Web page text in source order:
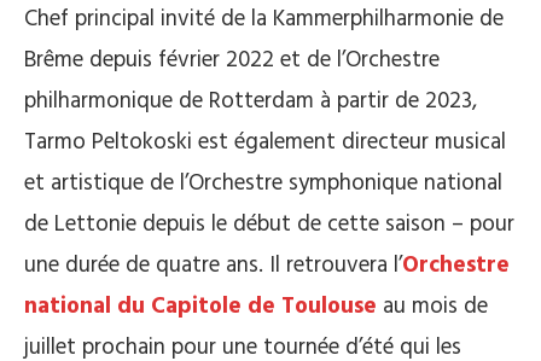
Chef principal invité de la Kammerphilharmonie de
Brême depuis février 2022 et de l’Orchestre
philharmonique de Rotterdam à partir de 2023,
Tarmo Peltokoski est également directeur musical
et artistique de l’Orchestre symphonique national
de Lettonie depuis le début de cette saison – pour
une durée de quatre ans. Il retrouvera l’Orchestre
national du Capitole de Toulouse au mois de
juillet prochain pour une tournée d’été qui les